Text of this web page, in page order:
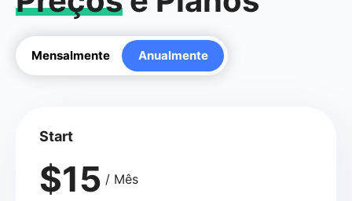
Mensalmente Anualmente
Start
$15 / Mês